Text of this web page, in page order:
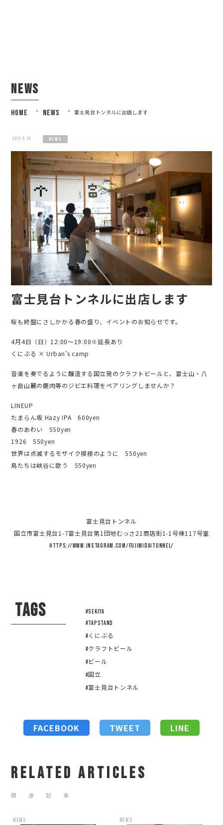
news
HOME > NEWS > 富士見台トンネルに出店します
2021.5.10 news
富士見台トンネルに出店します
桜も終盤にさしかかる春の盛り、イベントのお知らせです。
4月4日（日）12:00～19:00※延長あり
くにぶる × Urban’s camp
音楽を奏でるように醸造する国立発のクラフトビールと、富士山・八
ヶ岳山麓の鹿肉等のジビエ料理をペアリングしませんか？
LINEUP
たまらん坂 Hazy IPA 600yen
春のあわい 550yen
1926 550yen
世界は点滅するモザイク模様のように 550yen
鳥たちは峡谷に歌う 550yen
富士見台トンネル
国立市富士見台1-7富士見台第1団地むっさ21商店街1-1号棟117号室
https://www.instagram.com/fujimidaitunnel/
TAGS
#sekiya
#tapstand
#くにぶる
#クラフトビール
#ビール
#国立
#富士見台トンネル
FACEBOOK TWEET LINE
RELATED ARTICLES
関 連 記 事
news news